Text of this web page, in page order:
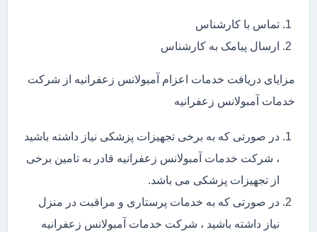
تماس با کارشناس
ارسال پیامک به کارشناس
مزایای دریافت خدمات اعزام آمبولانس زعفرانیه از شرکت
خدمات آمبولانس زعفرانیه
در صورتی که به برخی تجهیزات پزشکی نیاز داشته باشید
، شرکت خدمات آمبولانس زعفرانیه قادر به تامین برخی
از تجهیزات پزشکی می باشد.
در صورتی که به خدمات پرستاری و مراقبت در منزل
نیاز داشته باشید ، شرکت خدمات آمبولانس زعفرانیه